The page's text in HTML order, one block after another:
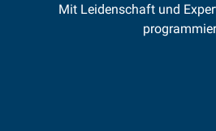
Mit Leidenschaft und